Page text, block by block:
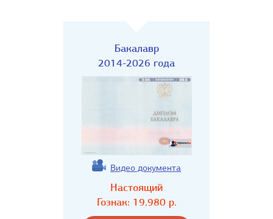
Бакалавр
2014-2026 года
Видео документа
Настоящий
Гознак: 19.980р.